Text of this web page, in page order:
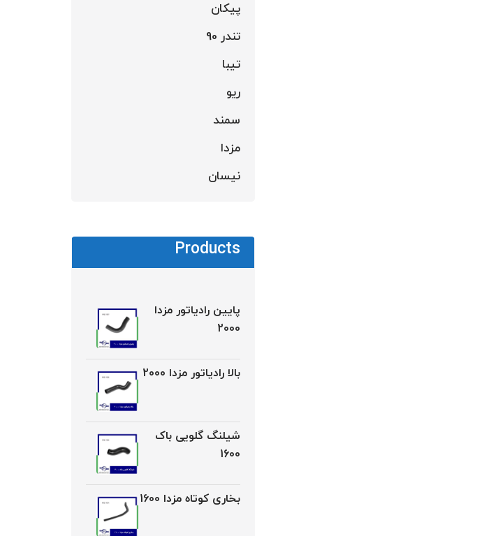
پیکان
تندر 90
تیبا
ریو
سمند
مزدا
نیسان
Products
پایین رادیاتور مزدا
2000
بالا رادیاتور مزدا 2000
شیلنگ گلویی باک
1600
بخاری کوتاه مزدا 1600